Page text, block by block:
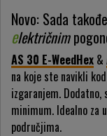
Novo: Sada
električnim
AS 30 E-WeedHex &
na koje ste navikli
izgaranjem. Dodatno,
minimum. Idealno za
područjima.